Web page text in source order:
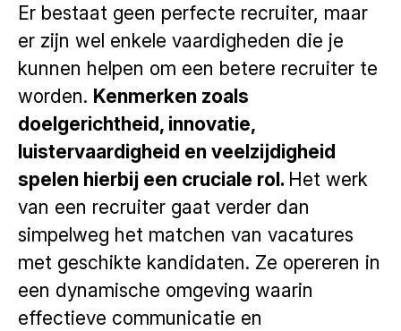
Er bestaat geen perfecte recruiter, maar
er zijn wel enkele vaardigheden die je
kunnen helpen om een betere recruiter te
worden. Kenmerken zoals
doelgerichtheid, innovatie,
luistervaardigheid en veelzijdigheid
spelen hierbij een cruciale rol. Het werk
van een recruiter gaat verder dan
simpelweg het matchen van vacatures
met geschikte kandidaten. Ze opereren in
een dynamische omgeving waarin
effectieve communicatie en